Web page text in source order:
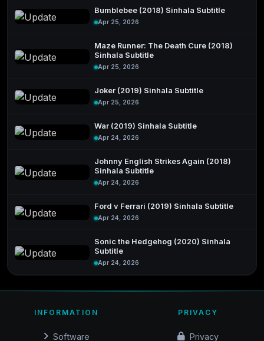
Bumblebee (2018) Sinhala Subtitle
Apr 25, 2026
Maze Runner: The Death Cure (2018)
Sinhala Subtitle
Apr 25, 2026
Joker (2019) Sinhala Subtitle
Apr 25, 2026
War (2019) Sinhala Subtitle
Apr 24, 2026
Johnny English Strikes Again (2018)
Sinhala Subtitle
Apr 24, 2026
Ford v Ferrari (2019) Sinhala Subtitle
Apr 24, 2026
Sonic the Hedgehog (2020) Sinhala
Subtitle
Apr 24, 2026
INFORMATION
Software
PRIVACY
Privacy